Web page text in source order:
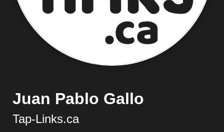
Juan Pablo Gallo
Tap-Links.ca